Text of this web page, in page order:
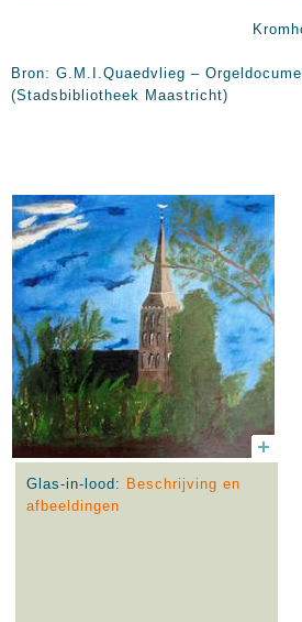
Kromhoorn
Bron: G.M.I.Quaedvlieg –
(Stadsbibliotheek Maastricht)
Glas-in-lood: Beschrijving en
afbeeldingen